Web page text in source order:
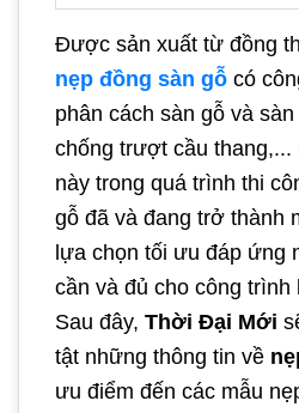
Được sản xuất từ đồng
nẹp đồng sàn gỗ có
phân cách sàn gỗ và
chống trượt cầu thang,...
này trong quá trình thi
gỗ đã và đang trở thành
lựa chọn tối ưu đáp ứng
cần và đủ cho công trình
Sau đây, Thời Đại Mới
tật những thông tin về
ưu điểm đến các mẫu